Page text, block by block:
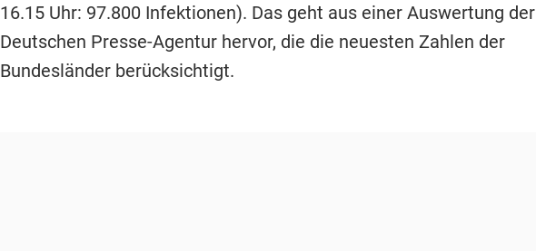
16.15 Uhr: 97.800 Infektionen). Das geht aus einer Auswertung der
Deutschen Presse-Agentur hervor, die die neuesten Zahlen der
Bundesländer berücksichtigt.